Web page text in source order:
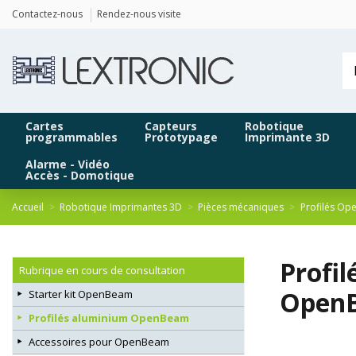
Contactez-nous Rendez-nous visite
Cartes
programmables
Capteurs
Prototypage
Robotique
Imprimante 3D
Alarme - Vidéo
Accès - Domotique
Accueil Robotique Imprimantes 3D Pièces mécaniques Profilés
Rubrique en cours de consultation
Starter kit OpenBeam
Profilés aluminium OpenBeam
Accessoires pour OpenBeam
Panneau de gestion des cookies